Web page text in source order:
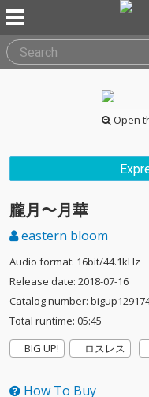
Open
朧月〜月華
eastern bloom
Audio format: 16bit/44.1kHz
Release date: 2018-07-16
Catalog number:
Total runtime: 05:45
BIG UP!
ロスレス
How To Buy